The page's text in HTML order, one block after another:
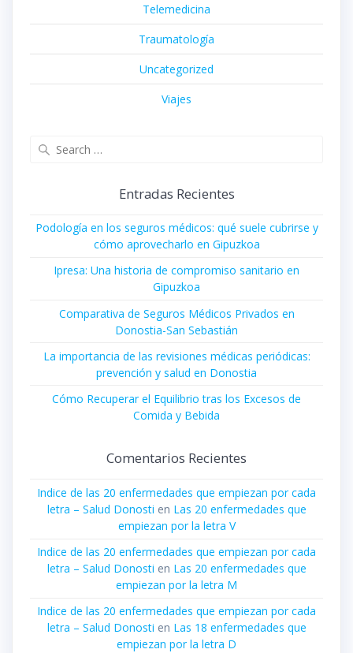
Telemedicina
Traumatología
Uncategorized
Viajes
Entradas Recientes
Podología en los seguros médicos: qué suele cubrirse y
cómo aprovecharlo en Gipuzkoa
Ipresa: Una historia de compromiso sanitario en
Gipuzkoa
Comparativa de Seguros Médicos Privados en
Donostia-San Sebastián
La importancia de las revisiones médicas periódicas:
prevención y salud en Donostia
Cómo Recuperar el Equilibrio tras los Excesos de
Comida y Bebida
Comentarios Recientes
Indice de las 20 enfermedades que empiezan por cada
letra – Salud Donosti en Las 20 enfermedades que
empiezan por la letra V
Indice de las 20 enfermedades que empiezan por cada
letra – Salud Donosti en Las 20 enfermedades que
empiezan por la letra M
Indice de las 20 enfermedades que empiezan por cada
letra – Salud Donosti en Las 18 enfermedades que
empiezan por la letra D